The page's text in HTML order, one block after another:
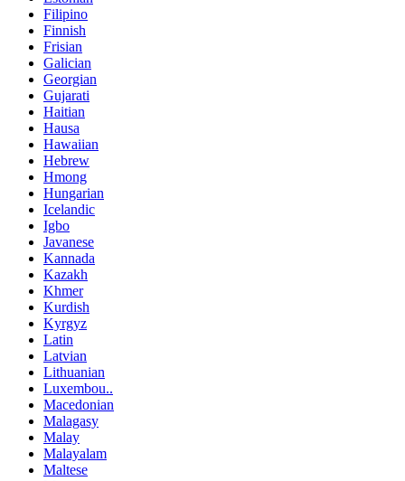
Filipino
Finnish
Frisian
Galician
Georgian
Gujarati
Haitian
Hausa
Hawaiian
Hebrew
Hmong
Hungarian
Icelandic
Igbo
Javanese
Kannada
Kazakh
Khmer
Kurdish
Kyrgyz
Latin
Latvian
Lithuanian
Luxembou..
Macedonian
Malagasy
Malay
Malayalam
Maltese